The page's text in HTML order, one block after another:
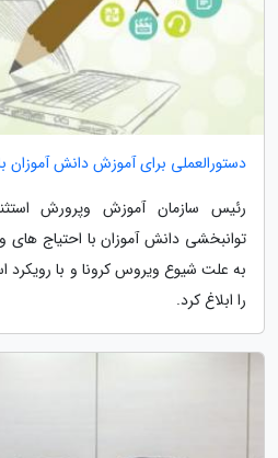
دستورالعملی برای آموزش دانش آموزان
رئیس سازمان آموزش وپرورش
توانبخشی دانش آموزان با احتیاج
به علت شیوع ویروس کرونا و با رویکرد
را ابلاغ کرد.